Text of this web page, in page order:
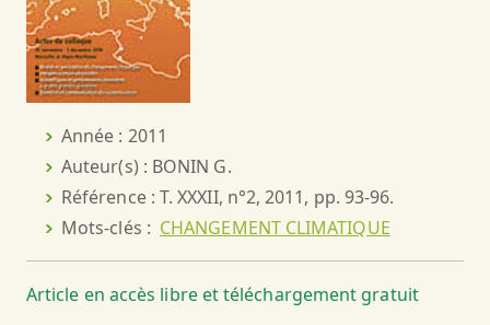
Année : 2011
Auteur(s) : BONIN G.
Référence : T. XXXII, n°2, 2011, pp. 93-96.
Mots-clés : CHANGEMENT CLIMATIQUE
Article en accès libre et téléchargement gratuit